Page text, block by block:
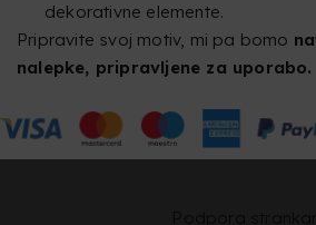
dekorativne elemente.
Pripravite svoj motiv, mi pa bomo
nalepke, pripravljene za uporabo.